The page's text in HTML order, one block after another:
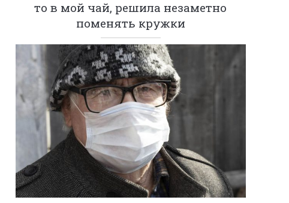
то в мой чай, решила незаметно
поменять кружки